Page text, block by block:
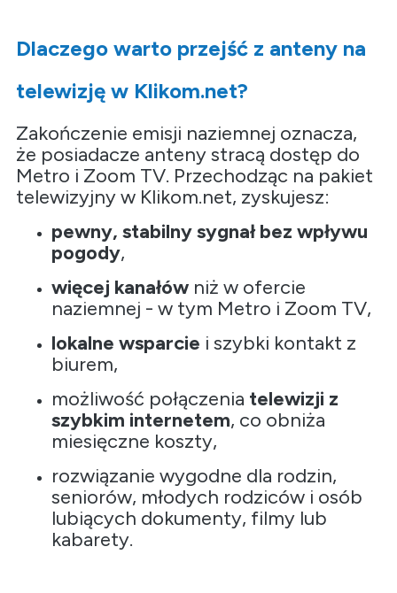
Dlaczego warto przejść z anteny na
telewizję w Klikom.net?
Zakończenie emisji naziemnej oznacza,
że posiadacze anteny stracą dostęp do
Metro i Zoom TV. Przechodząc na pakiet
telewizyjny w Klikom.net, zyskujesz:
pewny, stabilny sygnał bez wpływu
pogody,
więcej kanałówniż w ofercie
naziemnej - w tym Metro i Zoom TV,
lokalne wsparcie i szybki kontakt z
biurem,
możliwość połączenia telewizji z
szybkim internetem, co obniża
miesięczne koszty,
rozwiązanie wygodne dla rodzin,
seniorów, młodych rodziców i osób
lubiących dokumenty, filmy lub
kabarety.